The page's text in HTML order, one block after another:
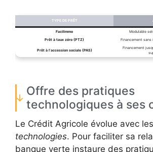
TYPE DE PRÊT
Facilimmo
Modulable
Prêt à taux zéro (PTZ)
Financement
Prêt à l’accession sociale (PAS)
Financement
Offre des pratiques
technologiques à ses
Le Crédit Agricole évolue avec les
technologies. Pour faciliter sa
banque verte instaure des